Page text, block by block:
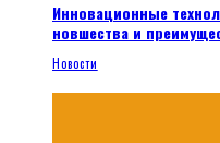
Инновационные
новшества и
Новости